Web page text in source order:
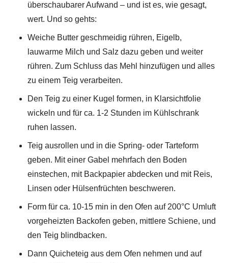
überschaubarer Aufwand – und ist es, wie gesagt,
wert. Und so gehts:
Weiche Butter geschmeidig rühren, Eigelb,
lauwarme Milch und Salz dazu geben und weiter
rühren. Zum Schluss das Mehl hinzufügen und alles
zu einem Teig verarbeiten.
Den Teig zu einer Kugel formen, in Klarsichtfolie
wickeln und für ca. 1-2 Stunden im Kühlschrank
ruhen lassen.
Teig ausrollen und in die Spring- oder Tarteform
geben. Mit einer Gabel mehrfach den Boden
einstechen, mit Backpapier abdecken und mit Reis,
Linsen oder Hülsenfrüchten beschweren.
Form für ca. 10-15 min in den Ofen auf 200°C Umluft
vorgeheizten Backofen geben, mittlere Schiene, und
den Teig blindbacken.
Dann Quicheteig aus dem Ofen nehmen und auf